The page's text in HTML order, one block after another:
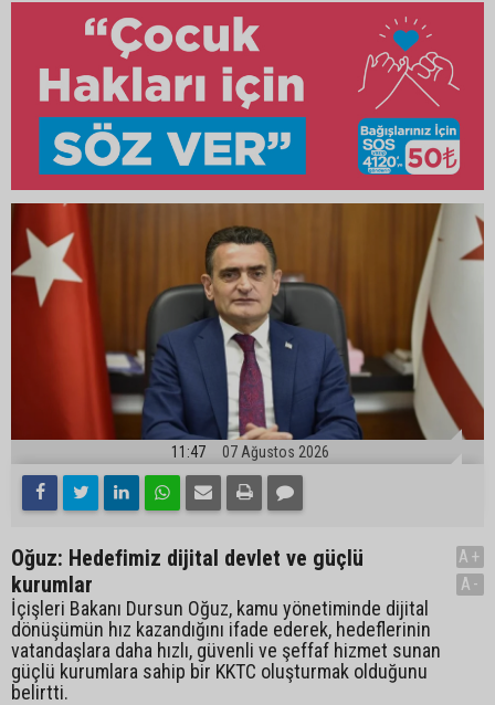
11:47 07 Ağustos 2026
Oğuz: Hedefimiz dijital devlet ve güçlü
kurumlar
İçişleri Bakanı Dursun Oğuz, kamu yönetiminde dijital
dönüşümün hız kazandığını ifade ederek, hedeflerinin
vatandaşlara daha hızlı, güvenli ve şeffaf hizmet sunan
güçlü kurumlara sahip bir KKTC oluşturmak olduğunu
belirtti.
A+
A-